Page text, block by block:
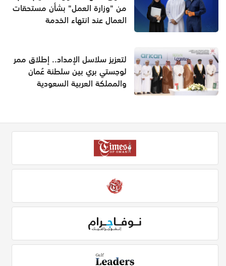
من "وزارة العمل" بشأن مستحقات
العمال عند انتهاء الخدمة
لتعزيز سلاسل الإمداد.. إطلاق ممر
لوجستي بري بين سلطنة عُمان
والمملكة العربية السعودية